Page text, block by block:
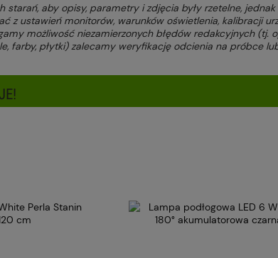
starań, aby opisy, parametry i zdjęcia były rzetelne,
z ustawień monitorów, warunków oświetlenia, kalibracji
możliwość niezamierzonych błędów redakcyjnych (tj.
farby, płytki) zalecamy weryfikację odcienia na próbce